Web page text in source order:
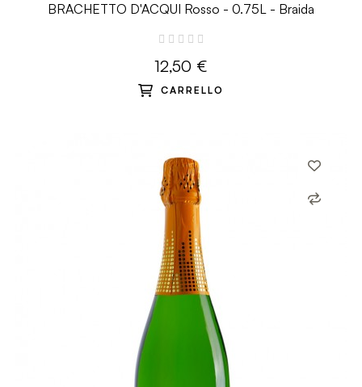
BRACHETTO D'ACQUI Rosso - 0.75L - Braida
12,50 €
CARRELLO